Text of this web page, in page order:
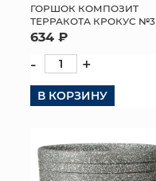
ГОРШОК КОМПОЗИТ
ТЕРРАКОТА КРОКУС №3
634 ₽
- +
В КОРЗИНУ